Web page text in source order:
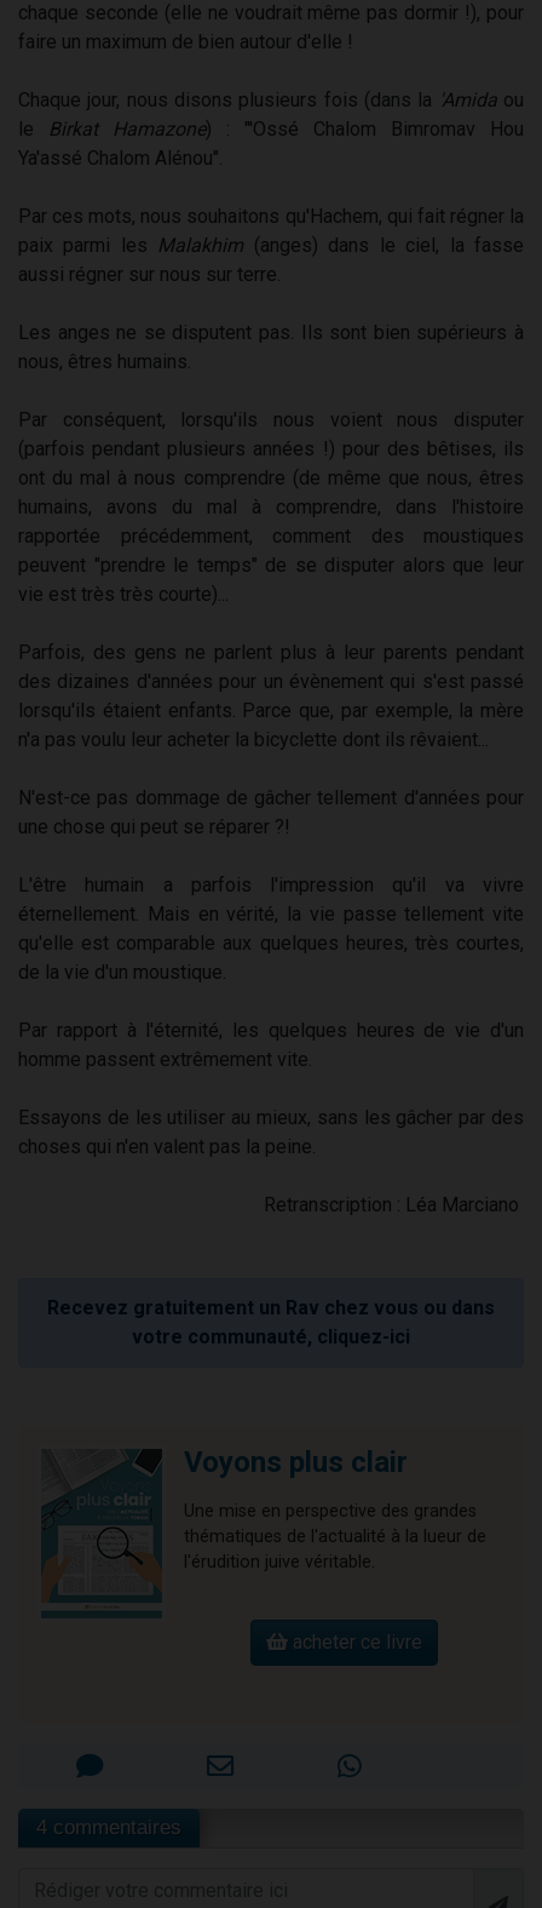
chaque seconde (elle ne voudrait même pas dormir !), pour
faire un maximum de bien autour d'elle !
Chaque jour, nous disons plusieurs fois (dans la 'Amidaou
le
Birkat Hamazone) : "'Ossé Chalom Bimromav Hou
Ya'assé Chalom Alénou".
Par ces mots, nous souhaitons qu'Hachem, qui fait régner la
paix parmi les Malakhim (anges) dans le ciel, la fasse
aussi régner sur nous sur terre.
Les anges ne se disputent pas. Ils sont bien supérieurs à
nous, êtres humains.
Par conséquent, lorsqu'ils nous voient nous disputer
(parfois pendant plusieurs années !) pour des bêtises, ils
ont du mal à nous comprendre (de même que nous, êtres
humains, avons du mal à comprendre, dans l'histoire
rapportée précédemment, comment des moustiques
peuvent "prendre le temps" de se disputer alors que leur
vie est très très courte)...
Parfois, des gens ne parlent plus à leur parents pendant
des dizaines d'années pour un évènement qui s'est passé
lorsqu'ils étaient enfants. Parce que, par exemple, la mère
n'a pas voulu leur acheter la bicyclette dont ils rêvaient...
N'est-ce pas dommage de gâcher tellement d'années pour
une chose qui peut se réparer ?!
L'être humain a parfois l'impression qu'il va vivre
éternellement. Mais en vérité, la vie passe tellement vite
qu'elle est comparable aux quelques heures, très courtes,
de la vie d'un moustique.
Par rapport à l'éternité, les quelques heures de vie d'un
homme passent extrêmement vite.
Essayons de les utiliser au mieux, sans les gâcher par des
choses qui n'en valent pas la peine.
Retranscription : Léa Marciano
Recevez gratuitement un Rav chez vous ou dans
votre communauté, cliquez-ici
Voyons plus clair
Une mise en perspective des grandes
thématiques de l'actualité à la lueur de
l'érudition juive véritable.
acheter ce livre
4 commentaires